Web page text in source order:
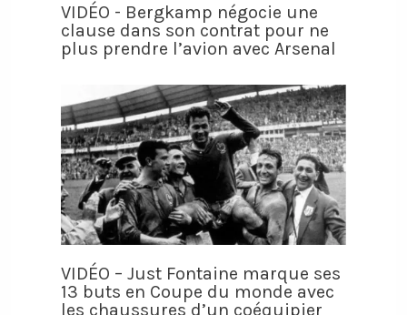
VIDÉO - Bergkamp négocie une
clause dans son contrat pour ne
plus prendre l’avion avec Arsenal
VIDÉO – Just Fontaine marque ses
13 buts en Coupe du monde avec
les chaussures d’un coéquipier